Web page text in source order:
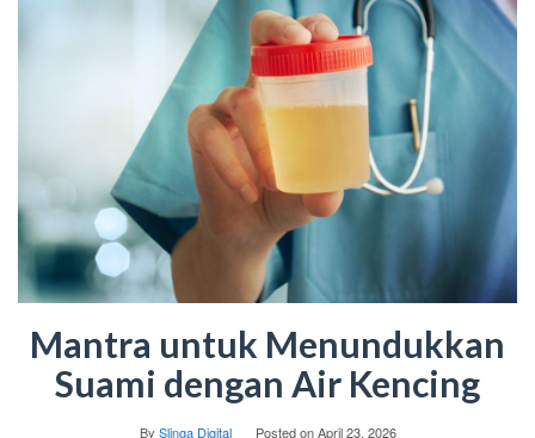
Mantra untuk Menundukkan
Suami dengan Air Kencing
By Slinga Digital Posted onApril 23, 2026